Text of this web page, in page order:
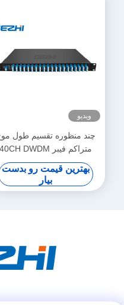
ویدیو
چند منظوره تقسیم طول
متراکم فیبر 40CH DWDM
بهترین قیمت رو بدست
بیار